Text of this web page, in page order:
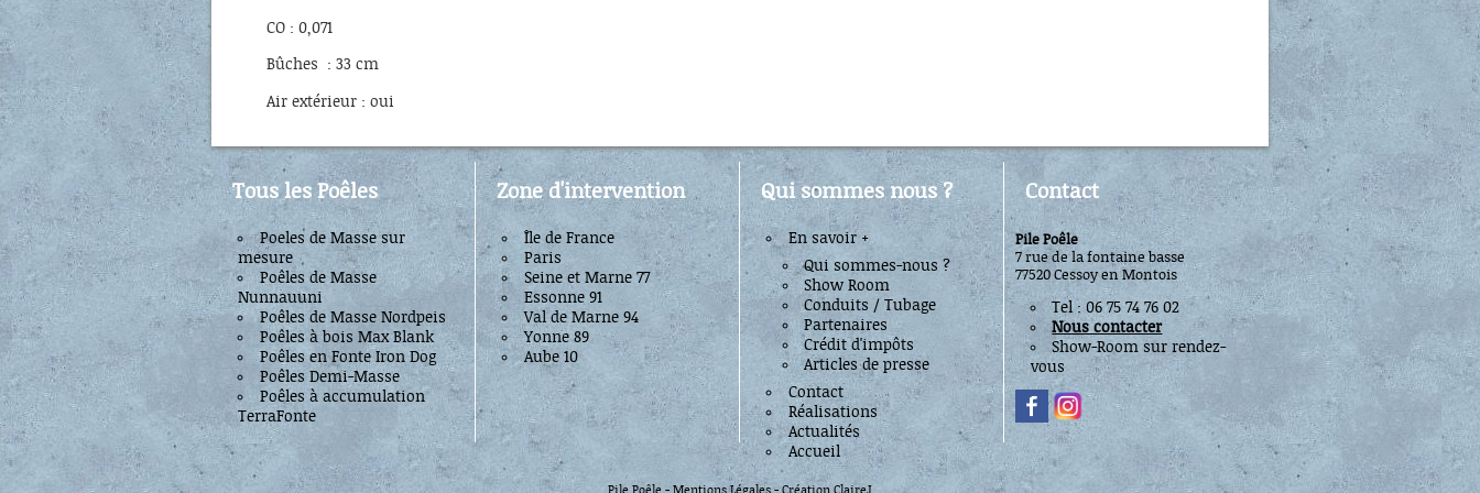
CO : 0,071
Bûches : 33 cm
Air extérieur : oui
Tous les Poêles
Poeles de Masse sur
mesure
Poêles de Masse
Nunnauuni
Poêles de Masse Nordpeis
Poêles à bois Max Blank
Poêles en Fonte Iron Dog
Poêles Demi-Masse
Poêles à accumulation
TerraFonte
Zone d'intervention
Île de France
Paris
Seine et Marne 77
Essonne 91
Val de Marne 94
Yonne 89
Aube 10
Qui sommes nous ?
En savoir +
Qui sommes-nous ?
Show Room
Conduits / Tubage
Partenaires
Crédit d'impôts
Articles de presse
Contact
Réalisations
Actualités
Accueil
Contact
Pile Poêle
7 rue de la fontaine basse
77520 Cessoy en Montois
Tel : 06 75 74 76 02
Nous contacter
Show-Room sur rendez-
vous